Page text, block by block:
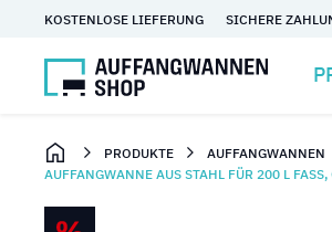
KOSTENLOSE LIEFERUNG SICHERE
PRODUKTE AUFFANGWANNEN
AUFFANGWANNE AUS STAHL FÜR 200 L